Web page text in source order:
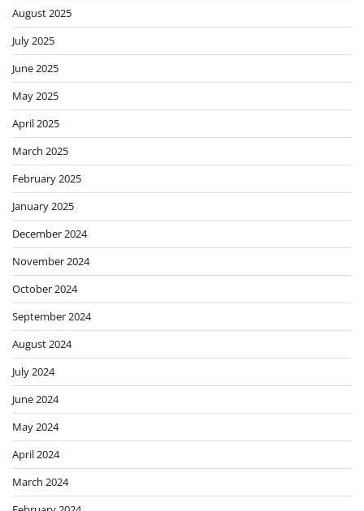
August 2025
July 2025
June 2025
May 2025
April 2025
March 2025
February 2025
January 2025
December 2024
November 2024
October 2024
September 2024
August 2024
July 2024
June 2024
May 2024
April 2024
March 2024